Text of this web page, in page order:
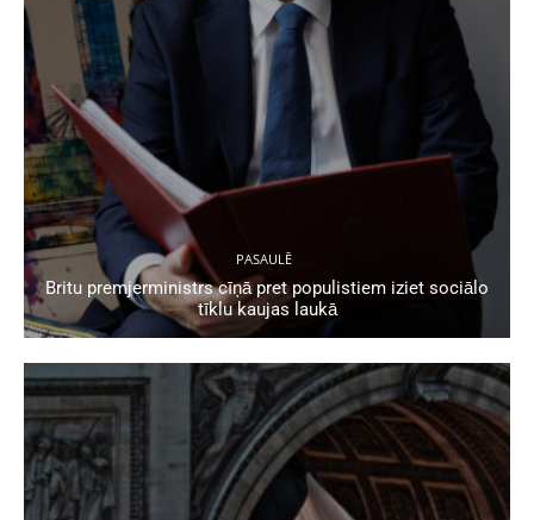
PASAULĒ
Britu premjerministrs cīņā pret populistiem iziet sociālo
tīklu kaujas laukā